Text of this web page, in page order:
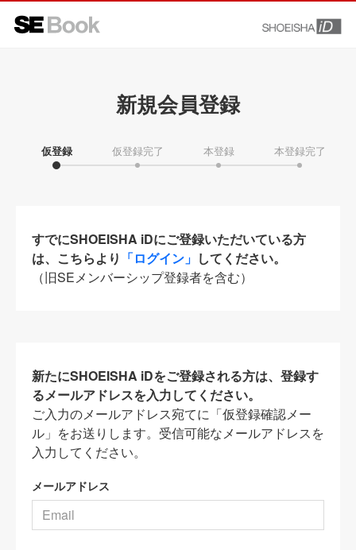
新規会員登録
仮登録 仮登録完了 本登録 本登録完了
すでにSHOEISHA iDにご登録いただいている方
は、こちらより 「ログイン」 してください。
（旧SEメンバーシップ登録者を含む）
新たにSHOEISHA iDをご登録される方は、登録す
るメールアドレスを入力してください。
ご入力のメールアドレス宛てに「仮登録確認メー
ル」をお送りします。受信可能なメールアドレスを
入力してください。
メールアドレス